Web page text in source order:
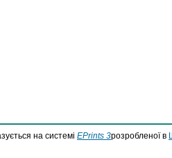
на системі EPrints 3розробленої в